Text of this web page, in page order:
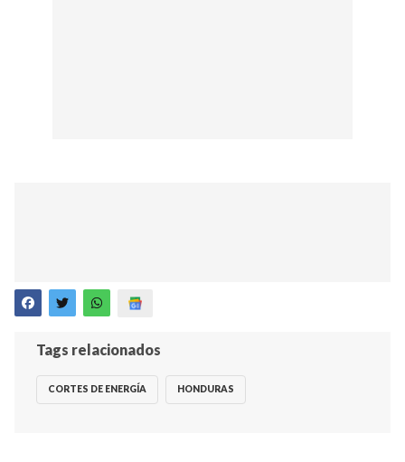
Tags relacionados
CORTES DE ENERGÍA HONDURAS